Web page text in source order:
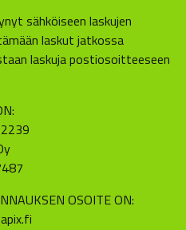
sähköiseen laskujen
laskut jatkossa
laskuja postiosoitteeseen
OSOITE ON: